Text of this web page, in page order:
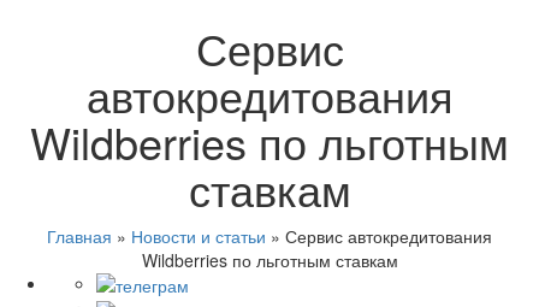
Сервис
автокредитования
Wildberries по льготным
ставкам
Главная » Новости и статьи » Сервис автокредитования
Wildberries по льготным ставкам